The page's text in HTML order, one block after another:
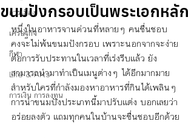
การเมือง
เศรษฐกิจ
กีฬา
Life & Arts
การเงิน การลงทุน
ขนมปังกรอบเป็นพระเอกหลัก
หนึ่งในอาหารจานด่วนที่หลายๆ คนชื่นชอบ
คงจะไม่พ้นขนมปังกรอบ เพราะนอกจากจะง่าย
ต่อการรับประทานในเวลาที่เร่งรีบแล้ว ยัง
สามารถนำมาทำเป็นเมนูต่างๆ ได้อีกมากมาย
สำหรับใครที่กำลังมองหาอาหารที่กินได้เพลินๆ
การนำขนมปังประเภทนี้มาปรับแต่ง บอกเลยว่า
อร่อยลงตัว แถมทุกคนในบ้านจะชื่นชอบอีกด้วย